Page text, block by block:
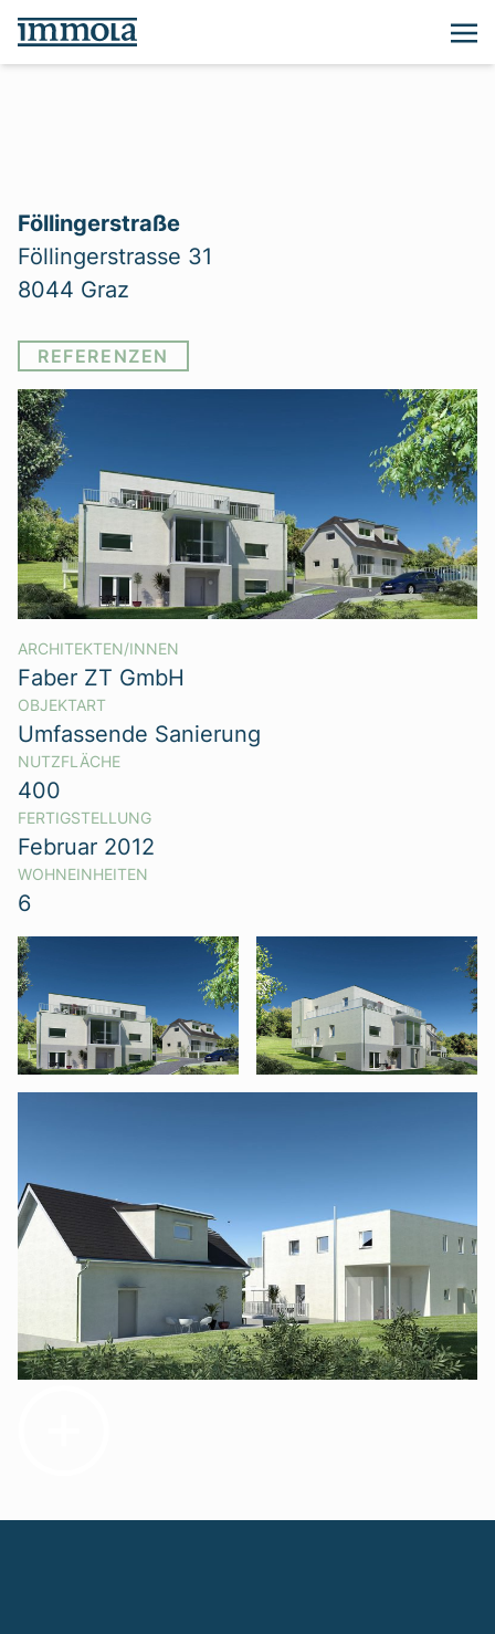
Föllingerstraße
Föllingerstrasse 31
8044 Graz
REFERENZEN
ARCHITEKTEN/INNEN
Faber ZT GmbH
OBJEKTART
Umfassende Sanierung
NUTZFLÄCHE
400
FERTIGSTELLUNG
Februar 2012
WOHNEINHEITEN
6